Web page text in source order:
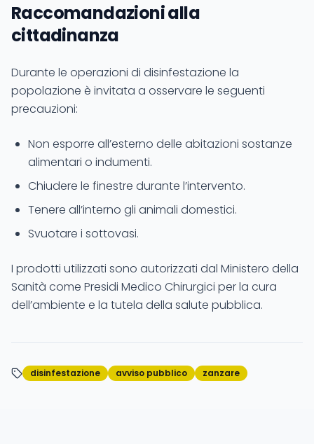
Raccomandazioni alla
cittadinanza
Durante le operazioni di disinfestazione la
popolazione è invitata a osservare le seguenti
precauzioni:
Non esporre all’esterno delle abitazioni sostanze
alimentari o indumenti.
Chiudere le finestre durante l’intervento.
Tenere all’interno gli animali domestici.
Svuotare i sottovasi.
I prodotti utilizzati sono autorizzati dal Ministero della
Sanità come Presidi Medico Chirurgici per la cura
dell’ambiente e la tutela della salute pubblica.
disinfestazione avviso pubblico zanzare